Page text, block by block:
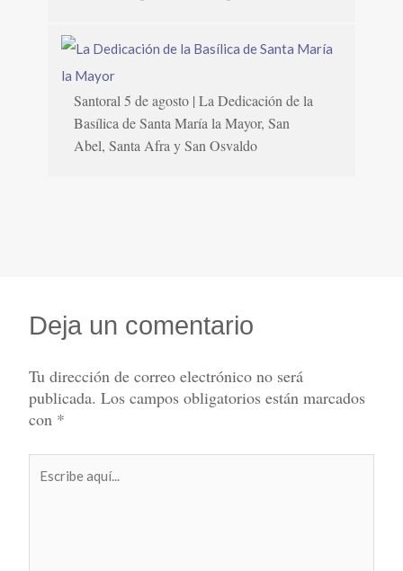
Santoral 5 de agosto | La Dedicación de la
Basílica de Santa María la Mayor, San
Abel, Santa Afra y San Osvaldo
Deja un comentario
Tu dirección de correo electrónico no será
publicada. Los campos obligatorios están marcados
con *
aquí...